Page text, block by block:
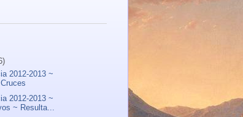
2012-2013 ~
2012-2013 ~
~ Resulta...